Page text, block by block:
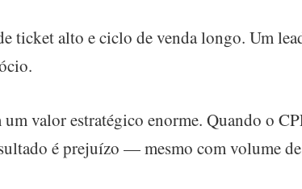
ticket alto e ciclo de venda longo. Um
valor estratégico enorme. Quando o
é prejuízo — mesmo com volume